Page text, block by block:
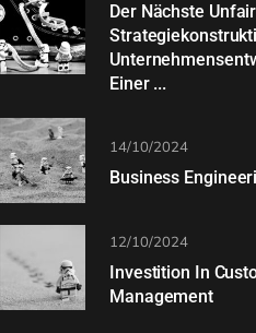
Der Nächste
Einer ...
14/10/2024
Business
12/10/2024
Investition In
Management